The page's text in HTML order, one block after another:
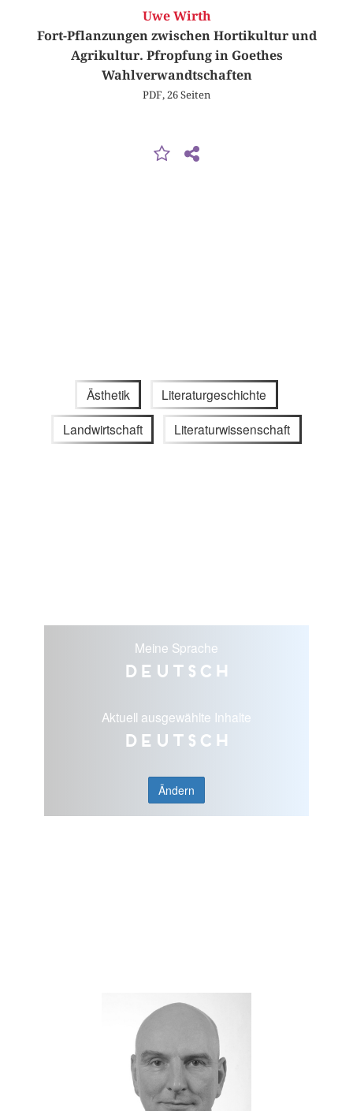
Uwe Wirth
Fort-Pflanzungen zwischen Hortikultur und
Agrikultur. Pfropfung in Goethes
Wahlverwandtschaften
PDF, 26 Seiten
Ästhetik Literaturgeschichte
Landwirtschaft Literaturwissenschaft
Meine Sprache
Deutsch
Aktuell ausgewählte Inhalte
Deutsch
Ändern